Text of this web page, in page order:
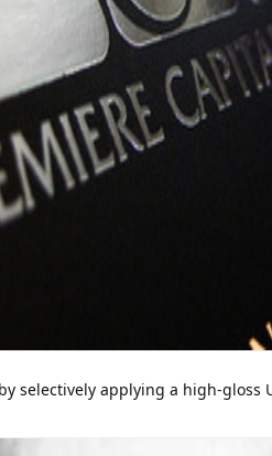
selectively applying a high-